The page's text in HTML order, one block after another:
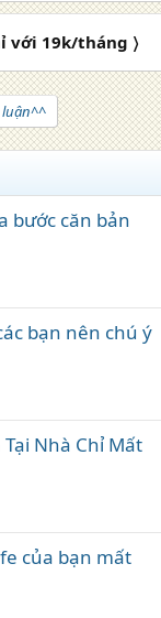
với 19k/tháng 〉
bước căn bản
bạn nên chú ý
Nhà Chỉ Mất
của bạn mất